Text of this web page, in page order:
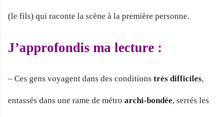
(le fils) qui raconte la scène à la première personne.
J’approfondis ma lecture :
– Ces gens voyagent dans des conditions très difficiles,
entassés dans une rame de métro archi-bondée, serrés les